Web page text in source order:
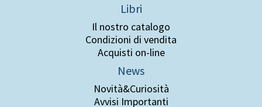
Libri
Il nostro catalogo
Condizioni di vendita
Acquisti on-line
News
Novità&Curiosità
Avvisi Importanti